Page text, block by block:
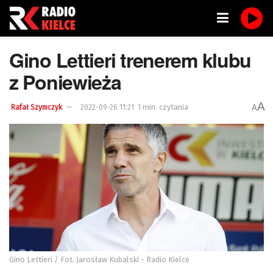
Gino Lettieri trenerem klubu
z Poniewieża
Rafał Szymczyk 2022-09-26 11:21 1 min. czytania AA
Gino Lettieri / Fot. Jarosław Kubalski - Radio Kielce